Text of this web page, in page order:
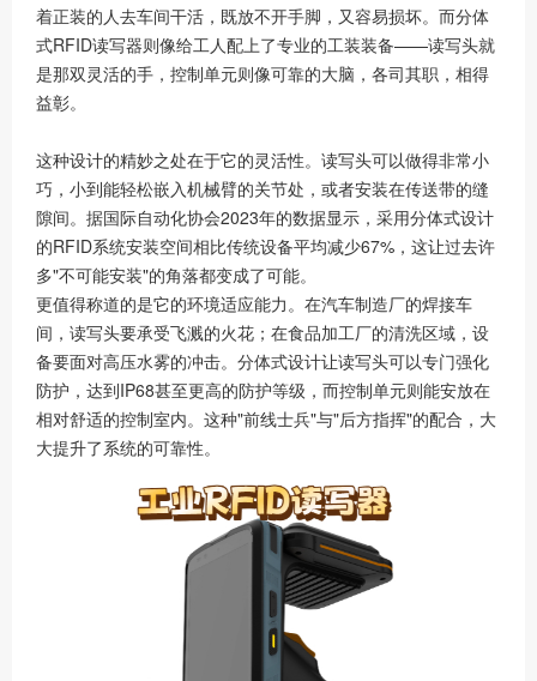
着正装的人去车间干活，既放不开手脚，又容易损坏。而分体
式RFID读写器则像给工人配上了专业的工装装备——读写头就
是那双灵活的手，控制单元则像可靠的大脑，各司其职，相得
益彰。
这种设计的精妙之处在于它的灵活性。读写头可以做得非常小
巧，小到能轻松嵌入机械臂的关节处，或者安装在传送带的缝
隙间。据国际自动化协会2023年的数据显示，采用分体式设计
的RFID系统安装空间相比传统设备平均减少67%，这让过去许
多"不可能安装"的角落都变成了可能。
更值得称道的是它的环境适应能力。在汽车制造厂的焊接车
间，读写头要承受飞溅的火花；在食品加工厂的清洗区域，设
备要面对高压水雾的冲击。分体式设计让读写头可以专门强化
防护，达到IP68甚至更高的防护等级，而控制单元则能安放在
相对舒适的控制室内。这种"前线士兵"与"后方指挥"的配合，大
大提升了系统的可靠性。